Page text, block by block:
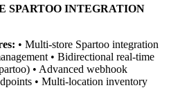
SPARTOO INTEGRATION
• Multi-store Spartoo integration
• Bidirectional real-time
• Advanced webhook
• Multi-location inventory